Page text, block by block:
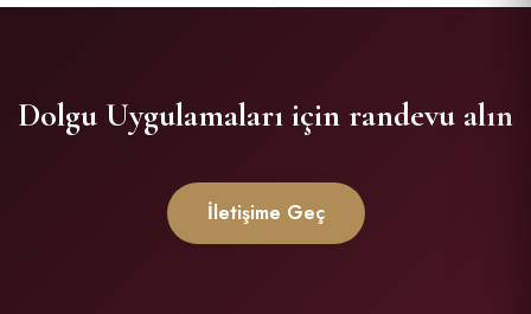
Dolgu Uygulamaları için randevu alın
İletişime Geç